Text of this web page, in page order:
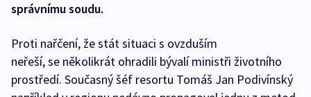
správnímu soudu.
Proti nařčení, že stát situaci s ovzduším
neřeší, se několikrát ohradili bývalí ministři životního
prostředí. Současný šéf resortu Tomáš Jan Podivínský